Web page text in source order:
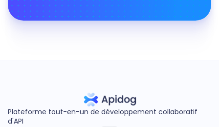
Plateforme tout-en-un de développement collaboratif
d'API